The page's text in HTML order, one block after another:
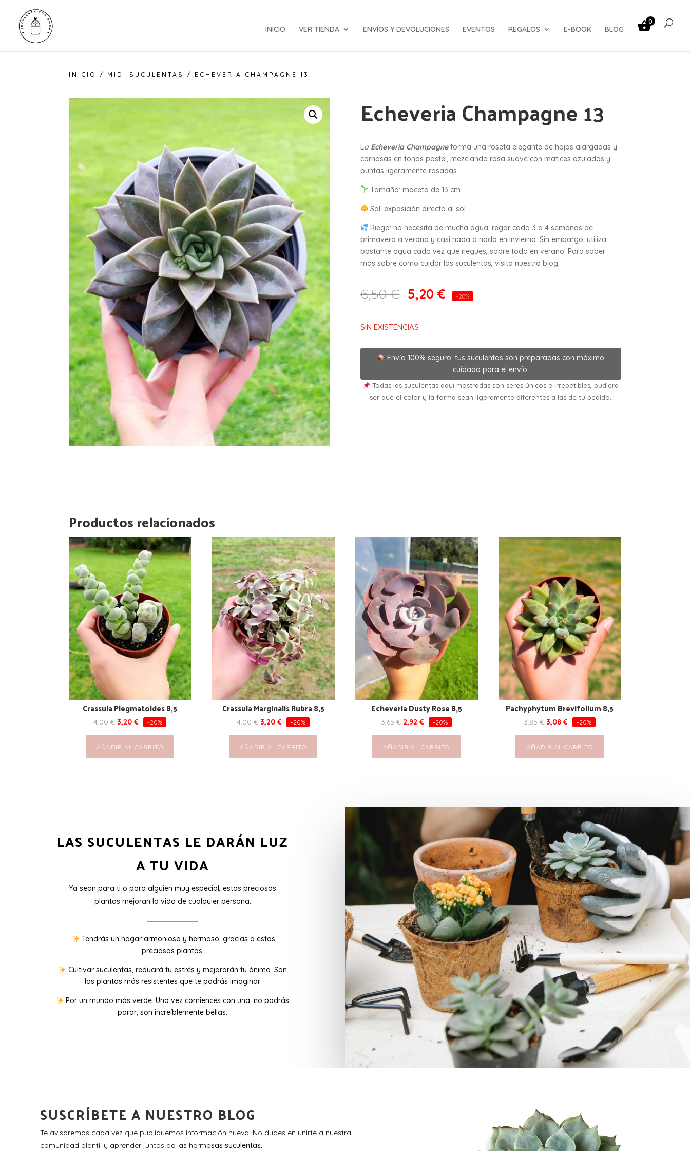
INICIO VER TIENDA ENVÍOS Y DEVOLUCIONES EVENTOS REGALOS E-BOOK BLOG
0
INICIO / MIDI SUCULENTAS / ECHEVERIA CHAMPAGNE 13
Echeveria Champagne 13
La Echeveria Champagneforma una roseta elegante de hojas alargadas y
carnosas en tonos pastel, mezclando rosa suave con matices azulados y
puntas ligeramente rosadas.
Tamaño: maceta de 13 cm.
Sol: exposición directa al sol.
Riego: no necesita de mucha agua, regar cada 3 o 4 semanas de
primavera a verano y casi nada o nada en invierno. Sin embargo, utiliza
bastante agua cada vez que riegues, sobre todo en verano. Para saber
más sobre como cuidar las suculentas, visita nuestro blog.
6,50€ 5,20 € -20%
SIN EXISTENCIAS
Envío 100% seguro, tus suculentas son preparadas con máximo
cuidado para el envío.
Todas las suculentas aquí mostradas son seres únicos e irrepetibles, pudiera
ser que el color y la forma sean ligeramente diferentes a las de tu pedido.
Productos relacionados
Crassula Plegmatoides 8,5
4,00€ 3,20€ -20%
AÑADIR AL CARRITO
Crassula Marginalis Rubra 8,5
4,00€ 3,20€ -20%
AÑADIR AL CARRITO
Echeveria Dusty Rose 8,5
3,65€ 2,92€ -20%
AÑADIR AL CARRITO
Pachyphytum Brevifolium 8,5
3,85€ 3,08€ -20%
AÑADIR AL CARRITO
LAS SUCULENTAS LE DARÁN LUZ
A TU VIDA
Ya sean para ti o para alguien muy especial, estas preciosas
plantas mejoran la vida de cualquier persona.
Tendrás un hogar armonioso y hermoso, gracias a estas
preciosas plantas.
Cultivar suculentas, reducirá tu estrés y mejorarán tu ánimo. Son
las plantas más resistentes que te podrás imaginar.
Por un mundo más verde. Una vez comiences con una, no podrás
parar, son increíblemente bellas.
SUSCRÍBETE A NUESTRO BLOG
Te avisaremos cada vez que publiquemos información nueva. No dudes en unirte a nuestra
comunidad plantil y aprender juntos de las hermosas suculentas.